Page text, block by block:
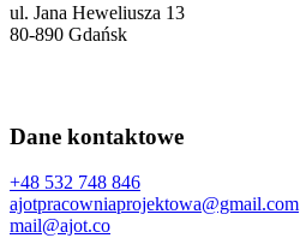
ul. Jana Heweliusza 13
80-890 Gdańsk
Dane kontaktowe
+48 532 748 846
ajotpracowniaprojektowa@gmail.com
mail@ajot.co